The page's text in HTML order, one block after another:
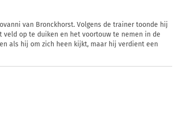
van Bronckhorst. Volgens de trainer toonde hij
veld op te duiken en het voortouw te nemen in de
als hij om zich heen kijkt, maar hij verdient een